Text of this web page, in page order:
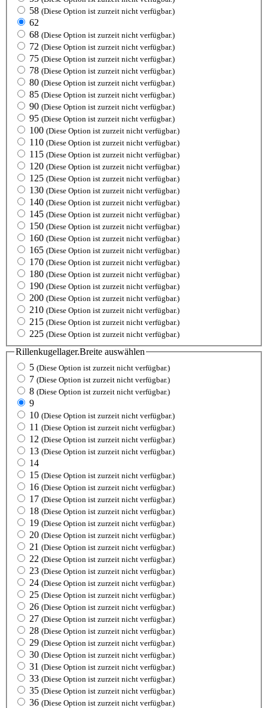
58 (Diese Option ist zurzeit nicht verfügbar.)
62
68 (Diese Option ist zurzeit nicht verfügbar.)
72 (Diese Option ist zurzeit nicht verfügbar.)
75 (Diese Option ist zurzeit nicht verfügbar.)
78 (Diese Option ist zurzeit nicht verfügbar.)
80 (Diese Option ist zurzeit nicht verfügbar.)
85 (Diese Option ist zurzeit nicht verfügbar.)
90 (Diese Option ist zurzeit nicht verfügbar.)
95 (Diese Option ist zurzeit nicht verfügbar.)
100 (Diese Option ist zurzeit nicht verfügbar.)
110 (Diese Option ist zurzeit nicht verfügbar.)
115 (Diese Option ist zurzeit nicht verfügbar.)
120 (Diese Option ist zurzeit nicht verfügbar.)
125 (Diese Option ist zurzeit nicht verfügbar.)
130 (Diese Option ist zurzeit nicht verfügbar.)
140 (Diese Option ist zurzeit nicht verfügbar.)
145 (Diese Option ist zurzeit nicht verfügbar.)
150 (Diese Option ist zurzeit nicht verfügbar.)
160 (Diese Option ist zurzeit nicht verfügbar.)
165 (Diese Option ist zurzeit nicht verfügbar.)
170 (Diese Option ist zurzeit nicht verfügbar.)
180 (Diese Option ist zurzeit nicht verfügbar.)
190 (Diese Option ist zurzeit nicht verfügbar.)
200 (Diese Option ist zurzeit nicht verfügbar.)
210 (Diese Option ist zurzeit nicht verfügbar.)
215 (Diese Option ist zurzeit nicht verfügbar.)
225 (Diese Option ist zurzeit nicht verfügbar.)
Rillenkugellager.Breite auswählen
5 (Diese Option ist zurzeit nicht verfügbar.)
7 (Diese Option ist zurzeit nicht verfügbar.)
8 (Diese Option ist zurzeit nicht verfügbar.)
9
10 (Diese Option ist zurzeit nicht verfügbar.)
11 (Diese Option ist zurzeit nicht verfügbar.)
12 (Diese Option ist zurzeit nicht verfügbar.)
13 (Diese Option ist zurzeit nicht verfügbar.)
14
15 (Diese Option ist zurzeit nicht verfügbar.)
16 (Diese Option ist zurzeit nicht verfügbar.)
17 (Diese Option ist zurzeit nicht verfügbar.)
18 (Diese Option ist zurzeit nicht verfügbar.)
19 (Diese Option ist zurzeit nicht verfügbar.)
20 (Diese Option ist zurzeit nicht verfügbar.)
21 (Diese Option ist zurzeit nicht verfügbar.)
22 (Diese Option ist zurzeit nicht verfügbar.)
23 (Diese Option ist zurzeit nicht verfügbar.)
24 (Diese Option ist zurzeit nicht verfügbar.)
25 (Diese Option ist zurzeit nicht verfügbar.)
26 (Diese Option ist zurzeit nicht verfügbar.)
27 (Diese Option ist zurzeit nicht verfügbar.)
28 (Diese Option ist zurzeit nicht verfügbar.)
29 (Diese Option ist zurzeit nicht verfügbar.)
30 (Diese Option ist zurzeit nicht verfügbar.)
31 (Diese Option ist zurzeit nicht verfügbar.)
33 (Diese Option ist zurzeit nicht verfügbar.)
35 (Diese Option ist zurzeit nicht verfügbar.)
36 (Diese Option ist zurzeit nicht verfügbar.)